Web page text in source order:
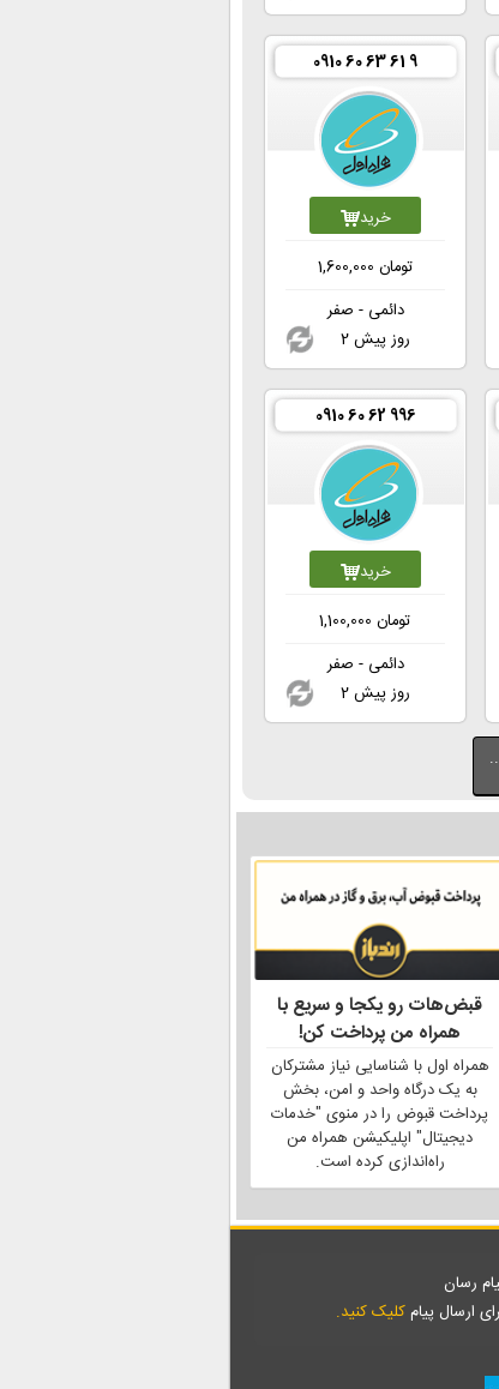
0910 60 63 61 9
خرید
1,600,000 تومان
دائمی - صفر
2 روز پیش
0910 60 62 996
خرید
1,100,000تومان
دائمی - صفر
2 روز پیش
قبض‌هات رو یکجا و سریع با
همراه من پرداخت کن!
همراه اول با شناسایی نیاز مشترکان
به یک درگاه واحد و امن، بخش
پرداخت قبوض را در منوی "خدمات
دیجیتال" اپلیکیشن همراه من
راه‌اندازی کرده است.
رسان
ارسال پیامکلیک کنید.